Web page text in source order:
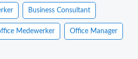
Business Consultant
Medewerker Office Manager